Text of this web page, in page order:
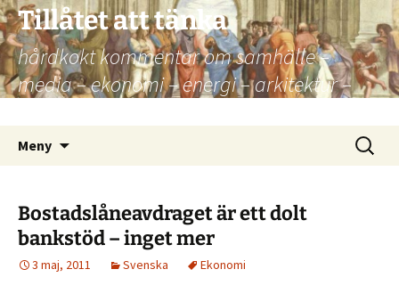
Hoppa
till
innehåll
Tillåtet att tänka
hårdkokt kommentar om samhälle –
media – ekonomi – energi – arkitektur –
Meny
Sök
efter:
Bostadslåneavdraget är ett dolt
bankstöd – inget mer
3 maj, 2011 Svenska Ekonomi